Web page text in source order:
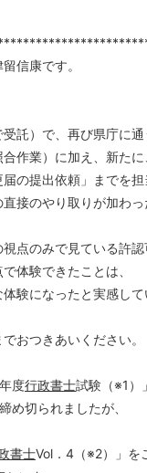
信康です。
受託）で、再び県庁に通
作業）に加え、新たに
の提出依頼」までを担
直接のやり取りが加わっ
点のみで見ている許認
体験できたことは、
験になったと実感して
おつきあいください。
度行政書士試験（※1）」
切られましたが、
書士Vol．4（※2）」を